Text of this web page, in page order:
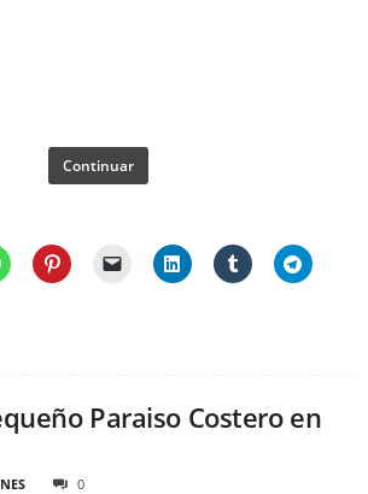
Continuar
Paraiso Costero en
0